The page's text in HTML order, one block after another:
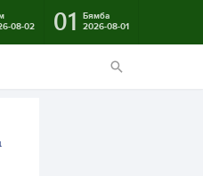
08-02
01
Бямба
2026-08-01